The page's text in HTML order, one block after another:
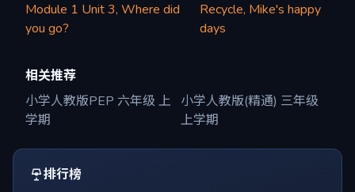
Module 1 Unit 3, Where did
you go?
Recycle, Mike's happy
days
相关推荐
小学人教版PEP 六年级 上
学期
小学人教版(精通) 三年级
上学期
排行榜